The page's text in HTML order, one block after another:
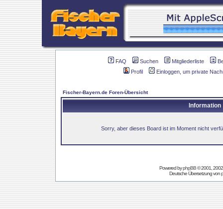
FAQ Suchen Mitgliederliste
Profil
Einloggen, um private
Fischer-Bayern.de Foren-Übersicht
Information
Sorry, aber dieses Board ist im Moment nicht
Powered byphpBB© 2001,
Deutsche Übersetzung von